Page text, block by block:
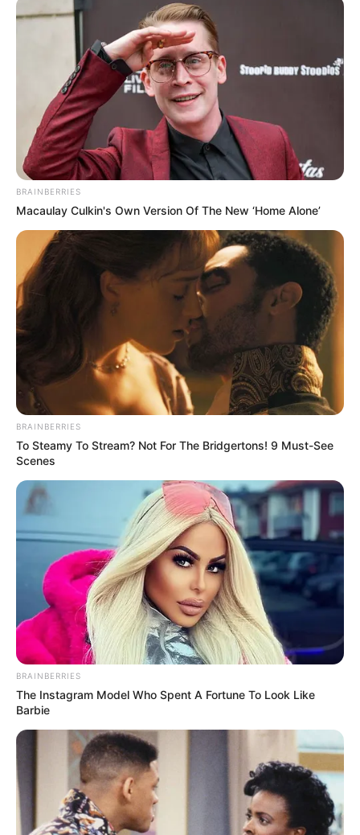
Informationen über die wechselvolle Geschichte der Stadt
Tangermünde.
Öffnungszeiten Stadtgeschichtliches Museum
Tangermünde:
Täglich außer montags, von 10:00 Uhr bis 17:00
Uhr. Weitere Informationen unter Telefon: 039322-
42153.
Bilder von Sehenswürdigkeiten mit touristischen
Informationen über Tangermünde:
Freizeitangebote und Museen in und im Umkreis
von Tangermünde:
Umkreissuche Tourismus Tangermünde
Museen in und um Tangermünde
Kinderausflugsziele für Tangermünde
Kindergeburtstag feiern
BRAINBERRIES
Macaulay Culkin's Own Version Of The New ‘Home Alone’
BRAINBERRIES
To Steamy To Stream? Not For The Bridgertons! 9 Must-See
Scenes
BRAINBERRIES
The Instagram Model Who Spent A Fortune To Look Like
Barbie